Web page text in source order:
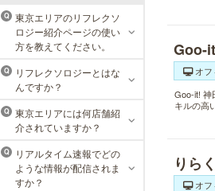
癒し本舗 東京店
専任の講師による研修をクリアし
た、技術力の高い 「本物のセラピ
スト」 のみ在籍しております。是
非、お気軽にお問い合わせくださ
い！
Q
東京エリアのリフレクソ
ロジー紹介ページの使い
方を教えてください。
Q
リフレクソロジーとはな
んですか？
Q
東京エリアには何店舗紹
介されていますか？
Q
リアルタイム速報でどの
ような情報が配信されま
すか？
Goo-
オ
Goo-it! 神
キルの高
りら
オ